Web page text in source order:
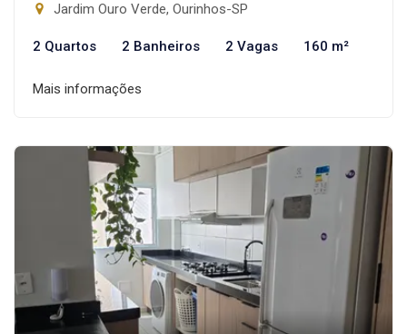
Jardim Ouro Verde, Ourinhos-SP
2 Quartos 2 Banheiros 2 Vagas 160 m²
Mais informações